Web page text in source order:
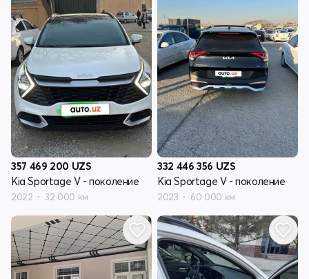
357 469 200 UZS
Kia Sportage V - поколение
2022 32 000 км
332 446 356 UZS
Kia Sportage V - поколение
2023 60 000 км